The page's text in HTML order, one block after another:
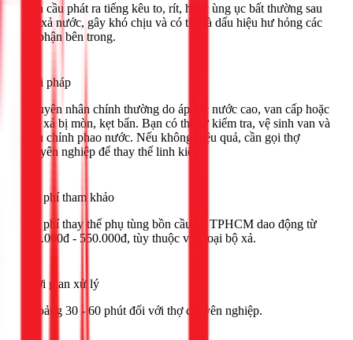
Bồn cầu phát ra tiếng kêu to, rít, hoặc ùng ục bất thường sau
khi xả nước, gây khó chịu và có thể là dấu hiệu hư hỏng các
bộ phận bên trong.
Giải pháp
Nguyên nhân chính thường do áp lực nước cao, van cấp hoặc
van xả bị mòn, kẹt bẩn. Bạn có thể tự kiểm tra, vệ sinh van và
điều chỉnh phao nước. Nếu không hiệu quả, cần gọi thợ
chuyên nghiệp để thay thế linh kiện.
Chi phí tham khảo
Chi phí thay thế phụ tùng bồn cầu tại TPHCM dao động từ
400.000đ - 550.000đ, tùy thuộc vào loại bộ xả.
Thời gian xử lý
Khoảng 30 - 60 phút đối với thợ chuyên nghiệp.